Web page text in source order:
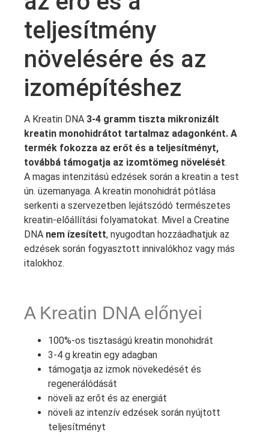
teljesítmény
növelésére és az
izomépítéshez
A Kreatin DNA 3-4 gramm tiszta mikronizált
kreatin monohidrátot tartalmaz adagonként. A
termék fokozza az erőt és a teljesítményt,
továbbá támogatja az izomtömeg növelését.
A magas intenzitású edzések során a kreatin a test
ún. üzemanyaga. A kreatin monohidrát pótlása
serkenti a szervezetben lejátszódó természetes
kreatin-előállítási folyamatokat. Mivel a Creatine
DNA nem ízesített, nyugodtan hozzáadhatjuk az
edzések során fogyasztott innivalókhoz vagy más
italokhoz.
A Kreatin DNA előnyei
100%-os tisztaságú kreatin monohidrát
3-4 g kreatin egy adagban
támogatja az izmok növekedését és
regenerálódását
növeli az erőt és az energiát
növeli az intenzív edzések során nyújtott
teljesítményt